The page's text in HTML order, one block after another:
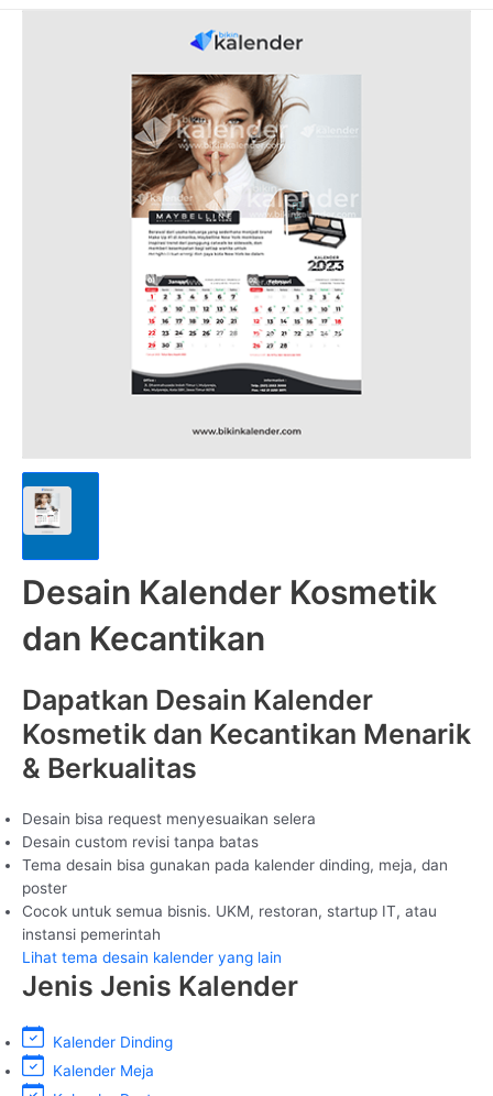
Desain Kalender Kosmetik
dan Kecantikan
Dapatkan Desain Kalender
Kosmetik dan Kecantikan Menarik
& Berkualitas
Desain bisa request menyesuaikan selera
Desain custom revisi tanpa batas
Tema desain bisa gunakan pada kalender dinding, meja, dan
poster
Cocok untuk semua bisnis. UKM, restoran, startup IT, atau
instansi pemerintah
Lihat tema desain kalender yang lain
Jenis Jenis Kalender
Kalender Dinding
Kalender Meja